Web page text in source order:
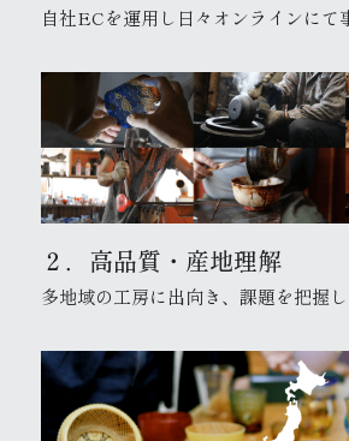
自社ECを運用し日々オンラインにて
２．高品質・産地理解
多地域の工房に出向き、課題を把握